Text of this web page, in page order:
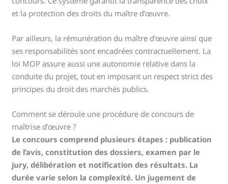
et la protection des droits du maître d’œuvre.
Par ailleurs, la rémunération du maître d’œuvre ainsi que
ses responsabilités sont encadrées contractuellement. La
loi MOP assure aussi une autonomie relative dans la
conduite du projet, tout en imposant un respect strict des
principes du droit des marchés publics.
Comment se déroule une procédure de concours de
maîtrise d’œuvre ?
Le concours comprend plusieurs étapes : publication
de l’avis, constitution des dossiers, examen par le
jury, délibération et notification des résultats. La
durée varie selon la complexité. Un jugement de